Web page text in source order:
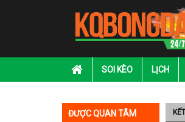
SOI KÈO LỊCH
ĐƯỢC QUAN TÂM